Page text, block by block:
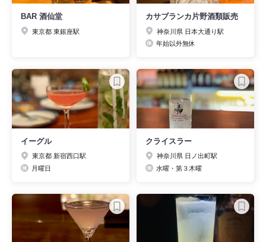
BAR 酒仙堂
東京都 東銀座駅
カサブランカ片野酒類販売
神奈川県 日本大通り駅
年始以外無休
イーグル
東京都 新宿西口駅
月曜日
クライスラー
神奈川県 日ノ出町駅
水曜・第３木曜